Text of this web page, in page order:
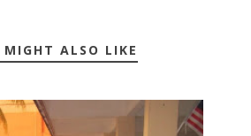
MIGHT ALSO LIKE